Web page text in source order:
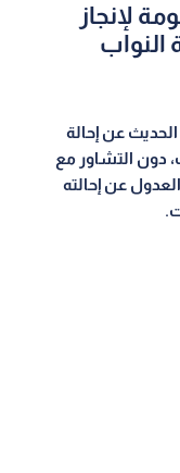
لإنجاز
النواب
عن إحالة
دون التشاور مع
عن إحالته